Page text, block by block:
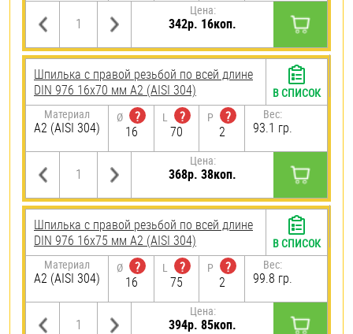
Цена:
342р. 16коп.
Шпилька с правой резьбой по всей длине
DIN 976 16х70 мм А2 (AISI 304)
Материал
А2 (AISI 304)
Ø
?
16
L
?
70
P
?
2
Вес:
93.1 гр.
Цена:
368р. 38коп.
В СПИСОК
Шпилька с правой резьбой по всей длине
DIN 976 16х75 мм А2 (AISI 304)
Материал
А2 (AISI 304)
Ø
?
16
L
?
75
P
?
2
Вес:
99.8 гр.
Цена:
394р. 85коп.
В СПИСОК